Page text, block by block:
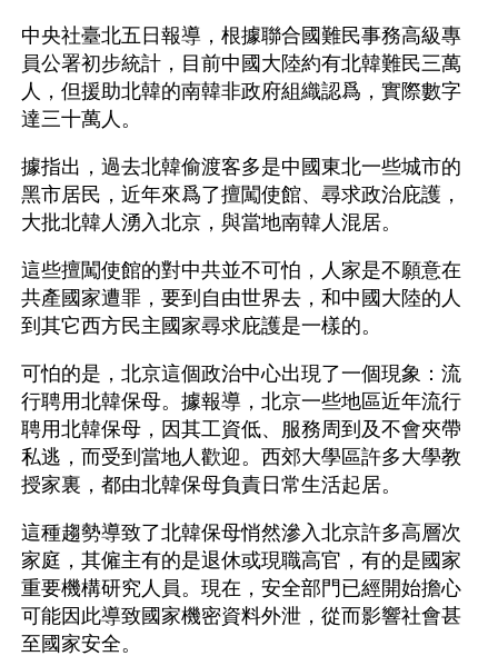
中央社臺北五日報導，根據聯合國難民事務高級專
員公署初步統計，目前中國大陸約有北韓難民三萬
人，但援助北韓的南韓非政府組織認爲，實際數字
達三十萬人。
據指出，過去北韓偷渡客多是中國東北一些城市的
黑市居民，近年來爲了擅闖使館、尋求政治庇護，
大批北韓人湧入北京，與當地南韓人混居。
這些擅闖使館的對中共並不可怕，人家是不願意在
共產國家遭罪，要到自由世界去，和中國大陸的人
到其它西方民主國家尋求庇護是一樣的。
可怕的是，北京這個政治中心出現了一個現象：流
行聘用北韓保母。據報導，北京一些地區近年流行
聘用北韓保母，因其工資低、服務周到及不會夾帶
私逃，而受到當地人歡迎。西郊大學區許多大學教
授家裏，都由北韓保母負責日常生活起居。
這種趨勢導致了北韓保母悄然滲入北京許多高層次
家庭，其僱主有的是退休或現職高官，有的是國家
重要機構研究人員。現在，安全部門已經開始擔心
可能因此導致國家機密資料外泄，從而影響社會甚
至國家安全。